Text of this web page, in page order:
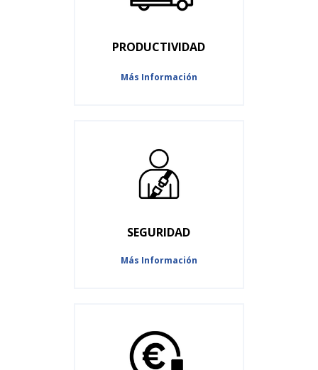
PRODUCTIVIDAD
Más Información
SEGURIDAD
Más Información